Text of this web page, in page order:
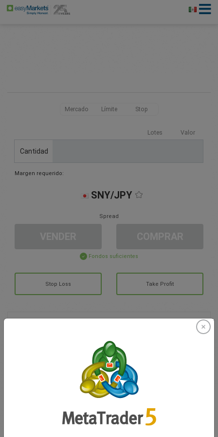
Mercado Límite Stop
Lotes Valor
Cantidad
Margen requerido:
SNY/JPY
Spread
Fondos suficientes
Stop Loss Take Profit